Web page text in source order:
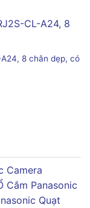
8 chân dẹp, có
Camera
Cắm Panasonic
Quạt